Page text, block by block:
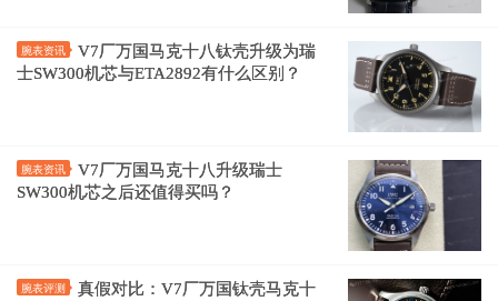
腕表资讯
V7厂万国马克十八钛壳升级为瑞
士SW300机芯与ETA2892有什么区别？
腕表资讯
V7厂万国马克十八升级瑞士
SW300机芯之后还值得买吗？
腕表评测
真假对比：V7厂万国钛壳马克十